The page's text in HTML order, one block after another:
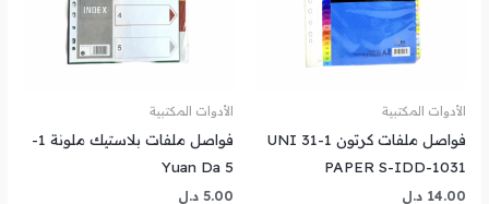
الأدوات المكتبية
فواصل ملفات كرتون 1-31 UNI
PAPER S-IDD-1031
14.00 د.ل
الأدوات المكتبية
فواصل ملفات بلاستيك ملونة 1-
5 Yuan Da
5.00 د.ل